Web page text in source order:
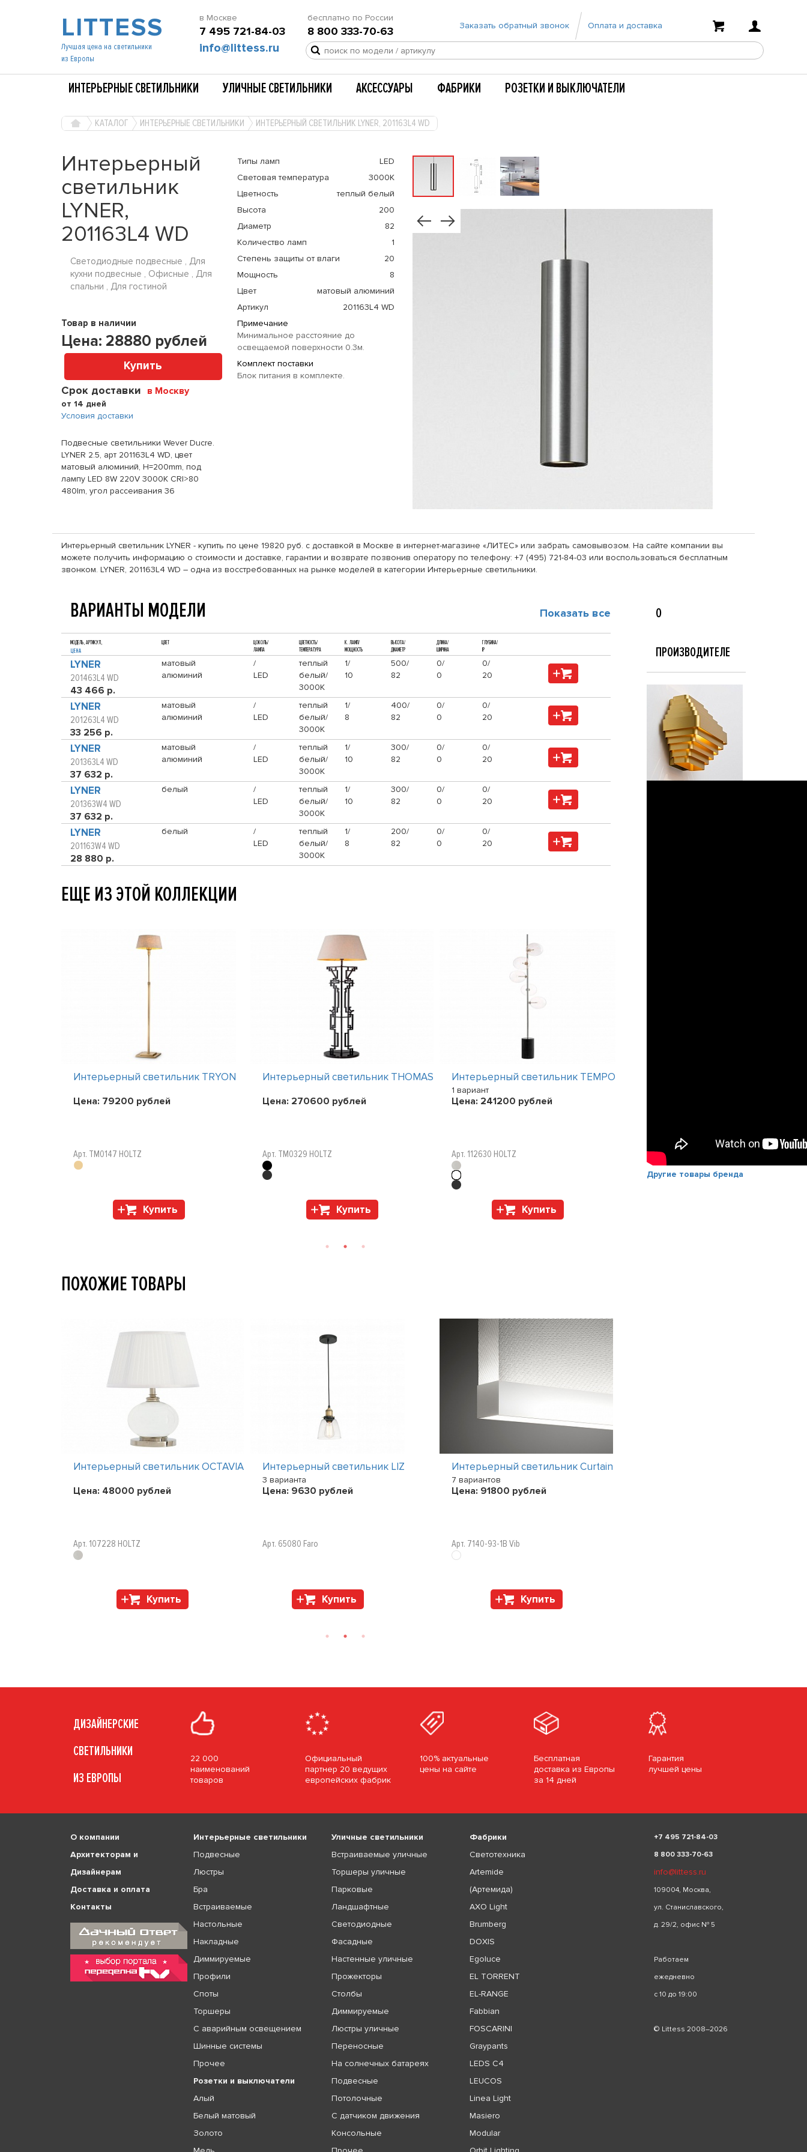
LITTESS
Лучшая цена на светильники
из Европы
в Москве
7 495 721-84-03
бесплатно по России
8 800 333-70-63 Заказать обратный звонок Оплата и доставка
info@littess.ru
ИНТЕРЬЕРНЫЕ СВЕТИЛЬНИКИ УЛИЧНЫЕ СВЕТИЛЬНИКИ АКСЕССУАРЫ ФАБРИКИ РОЗЕТКИ И ВЫКЛЮЧАТЕЛИ
КАТАЛОГ ИНТЕРЬЕРНЫЕ СВЕТИЛЬНИКИ ИНТЕРЬЕРНЫЙ СВЕТИЛЬНИК LYNER, 201163L4 WD
Интерьерный
светильник
LYNER,
201163L4 WD
Светодиодные подвесные , Для
кухни подвесные , Офисные , Для
спальни , Для гостиной
Товар в наличии
Цена: 28880 рублей
Купить
Срок доставки в Москву
от 14 дней
Условия доставки
Подвесные светильники Wever Ducre.
LYNER 2.5, арт 201163L4 WD, цвет
матовый алюминий, H=200mm, под
лампу LED 8W 220V 3000K CRI>80
480lm, угол рассеивания 36
Типы ламп
LED
Световая температура
3000К
Цветность
теплый белый
Высота
200
Диаметр
82
Количество ламп
1
Степень защиты от влаги
20
Мощность
8
Цвет
матовый алюминий
Артикул
201163L4 WD
Примечание
Минимальное расстояние до
освещаемой поверхности 0.3м.
Комплект поставки
Блок питания в комплекте.
Интерьерный светильник LYNER - купить по цене 19820 руб. с доставкой в Москве в интернет-магазине «ЛИТЕС» или забрать самовывозом. На сайте компании вы
можете получить информацию о стоимости и доставке, гарантии и возврате позвонив оператору по телефону: +7 (495) 721-84-03 или воспользоваться бесплатным
звонком. LYNER, 201163L4 WD – одна из восстребованных на рынке моделей в категории Интерьерные светильники.
ВАРИАНТЫ МОДЕЛИ Показать все
МОДЕЛЬ, АРТИКУЛ,
ЦЕНА
ЦВЕТ
ЦОКОЛЬ/
ЛАМПА
ЦВЕТНОСТЬ/
ТЕМПЕРАТУРА
К. ЛАМП/
МОЩНОСТЬ
ВЫСОТА/
ДИАМЕТР
ДЛИНА/
ШИРИНА
ГЛУБИНА/
IP
LYNER
201463L4 WD
43 466 р.
матовый
алюминий
/
LED
теплый
белый/
3000К
1/
10
500/
82
0/
0
0/
20
LYNER
201263L4 WD
33 256 р.
матовый
алюминий
/
LED
теплый
белый/
3000К
1/
8
400/
82
0/
0
0/
20
LYNER
201363L4 WD
37 632 р.
матовый
алюминий
/
LED
теплый
белый/
3000К
1/
10
300/
82
0/
0
0/
20
LYNER
201363W4 WD
37 632 р.
белый
/
LED
теплый
белый/
3000К
1/
10
300/
82
0/
0
0/
20
LYNER
201163W4 WD
28 880 р.
белый
/
LED
теплый
белый/
3000К
1/
8
200/
82
0/
0
0/
20
ЕЩЕ ИЗ ЭТОЙ КОЛЛЕКЦИИ
Интерьерный светильник TRYON
Цена: 79200 рублей
Арт. TM0147 HOLTZ
Купить
Интерьерный светильник THOMAS
Цена: 270600 рублей
Арт. TM0329 HOLTZ
Купить
Интерьерный светильник TEMPO
1 вариант
Цена: 241200 рублей
Арт. 112630 HOLTZ
Купить
Арт. 112317 HOLTZ
ПОХОЖИЕ ТОВАРЫ
Интерьерный светильник OCTAVIA
Цена: 48000 рублей
Арт. 107228 HOLTZ
Купить
Интерьерный светильник LIZ
3 варианта
Цена: 9630 рублей
Арт. 65080 Faro
Купить
Интерьерный светильник Curtain
7 вариантов
Цена: 91800 рублей
Арт. 7140-93-1B Vib
Купить
О
ПРОИЗВОДИТЕЛЕ
Другие товары бренда
ДИЗАЙНЕРСКИЕ
СВЕТИЛЬНИКИ
ИЗ ЕВРОПЫ
22 000
наименований
товаров
Официальный
партнер 20 ведущих
европейских фабрик
100% актуальные
цены на сайте
Бесплатная
доставка из Европы
за 14 дней
Гарантия
лучшей цены
О компании
Архитекторам и
Дизайнерам
Доставка и оплата
Контакты
Интерьерные светильники
Подвесные
Люстры
Бра
Встраиваемые
Настольные
Накладные
Диммируемые
Профили
Споты
Торшеры
С аварийным освещением
Шинные системы
Прочее
Розетки и выключатели
Алый
Белый матовый
Золото
Уличные светильники
Встраиваемые уличные
Торшеры уличные
Парковые
Ландшафтные
Светодиодные
Фасадные
Настенные уличные
Прожекторы
Столбы
Диммируемые
Люстры уличные
Переносные
На солнечных батареях
Подвесные
Потолочные
С датчиком движения
Консольные
Фабрики
Светотехника
Artemide
(Артемида)
AXO Light
Brumberg
DOXIS
Egoluce
EL TORRENT
EL-RANGE
Fabbian
FOSCARINI
Graypants
LEDS C4
LEUCOS
Linea Light
Masiero
Modular
+7 495 721-84-03
8 800 333-70-63
info@littess.ru
109004, Москва,
ул. Станиславского,
д. 29/2, офис № 5
Работаем
ежедневно
с 10 до 19:00
© Littess 2008–2026